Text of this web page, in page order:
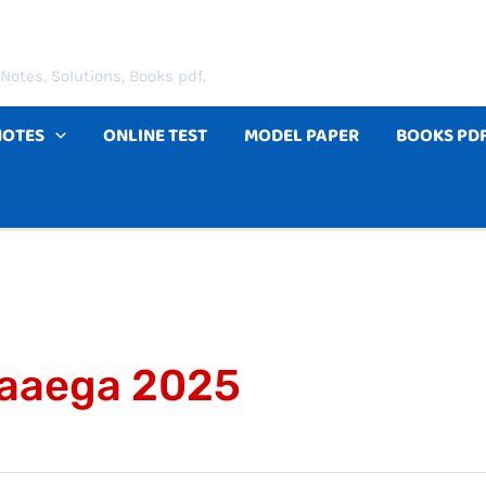
Solutions, Books pdf.
ONLINE TEST MODEL PAPER BOOKS
2025